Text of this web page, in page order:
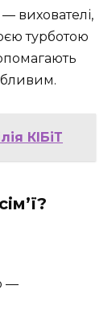
вихователі,
турботою
КІБіТ
—